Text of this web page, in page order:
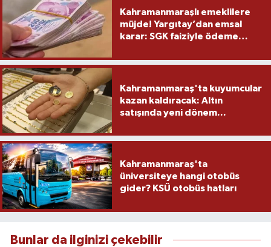
Kahramanmaraşlı emeklilere
müjde! Yargıtay’dan emsal
karar: SGK faiziyle ödeme
Kahramanmaraş'ta kuyumcular
kazan kaldıracak: Altın
satışında yeni dönem...
Kahramanmaraş'ta
üniversiteye hangi otobüs
gider? KSÜ otobüs hatları
Bunlar da ilginizi çekebilir